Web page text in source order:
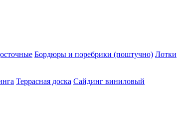
Бордюры и поребрики (поштучно) Лотки
Террасная доска Сайдинг виниловый